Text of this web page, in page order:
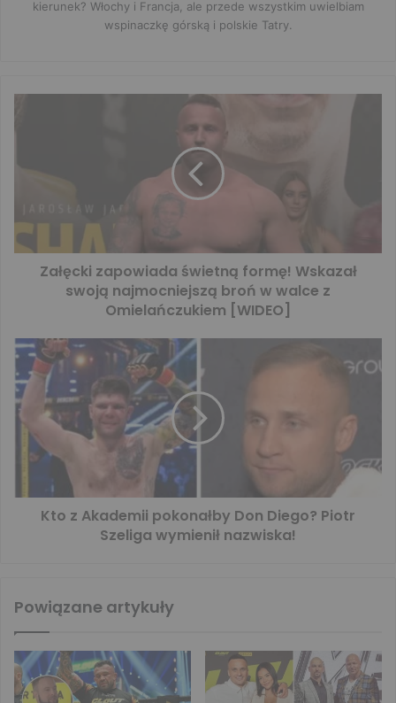
kierunek? Włochy i Francja, ale przede wszystkim uwielbiam
wspinaczkę górską i polskie Tatry.
Załęcki zapowiada świetną formę! Wskazał
swoją najmocniejszą broń w walce z
Omielańczukiem [WIDEO]
Kto z Akademii pokonałby Don Diego? Piotr
Szeliga wymienił nazwiska!
Powiązane artykuły